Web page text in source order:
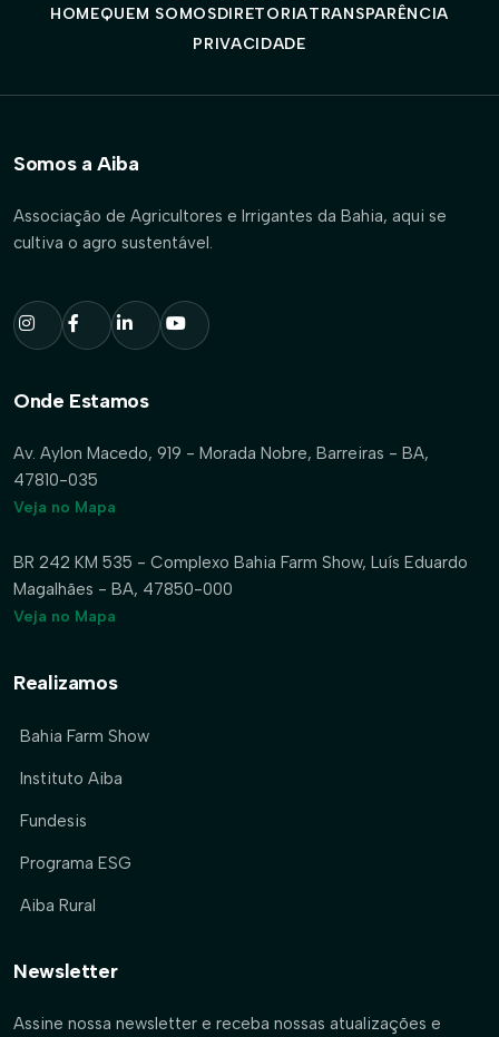
HOMEQUEM SOMOSDIRETORIATRANSPARÊNCIA
PRIVACIDADE
Somos a Aiba
Associação de Agricultores e Irrigantes da Bahia, aqui se
cultiva o agro sustentável.
Onde Estamos
Av. Aylon Macedo, 919 - Morada Nobre, Barreiras - BA,
47810-035
Veja no Mapa
BR 242 KM 535 - Complexo Bahia Farm Show, Luís Eduardo
Magalhães - BA, 47850-000
Veja no Mapa
Realizamos
Bahia Farm Show
Instituto Aiba
Fundesis
Programa ESG
Aiba Rural
Newsletter
Assine nossa newsletter e receba nossas atualizações e